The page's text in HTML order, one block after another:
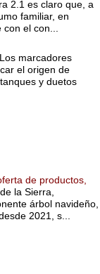
2.1 es claro que, a
familiar, en
con el con...
Los marcadores
el origen de
y duetos
de productos,
la Sierra,
árbol navideño,
2021, s...